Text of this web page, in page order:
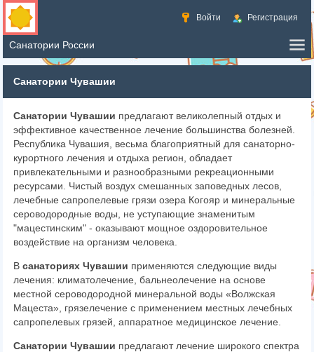
Войти Регистрация
Санатории Чувашии
Санатории Чувашии предлагают великолепный отдых и
эффективное качественное лечение большинства болезней.
Республика Чувашия, весьма благоприятный для санаторно-
курортного лечения и отдыха регион, обладает
привлекательными и разнообразными рекреационными
ресурсами. Чистый воздух смешанных заповедных лесов,
лечебные сапропелевые грязи озера Когояр и минеральные
сероводородные воды, не уступающие знаменитым
"мацестинским" - оказывают мощное оздоровительное
воздействие на организм человека.
В санаториях Чувашии применяются следующие виды
лечения: климатолечение, бальнеолечение на основе
местной сероводородной минеральной воды «Волжская
Мацеста», грязелечение с применением местных лечебных
сапропелевых грязей, аппаратное медицинское лечение.
Санатории Чувашии предлагают лечение широкого спектра